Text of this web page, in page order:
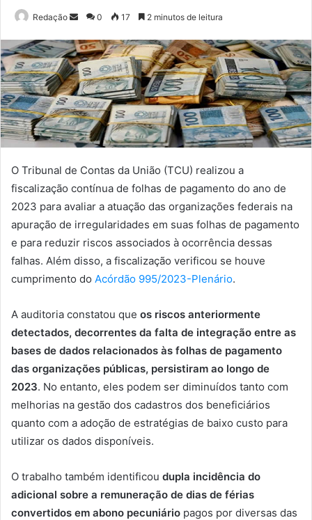
Redação
Mande
e-
mail
0 17 2 minutos de leitura
O Tribunal de Contas da União (TCU) realizou a
fiscalização contínua de folhas de pagamento do ano de
2023 para avaliar a atuação das organizações federais na
apuração de irregularidades em suas folhas de pagamento
e para reduzir riscos associados à ocorrência dessas
falhas. Além disso, a fiscalização verificou se houve
cumprimento do Acórdão 995/2023-Plenário.
A auditoria constatou que os riscos anteriormente
detectados, decorrentes da falta de integração entre as
bases de dados relacionados às folhas de pagamento
das organizações públicas, persistiram ao longo de
2023. No entanto, eles podem ser diminuídos tanto com
melhorias na gestão dos cadastros dos beneficiários
quanto com a adoção de estratégias de baixo custo para
utilizar os dados disponíveis.
O trabalho também identificou dupla incidência do
adicional sobre a remuneração de dias de férias
convertidos em abono pecuniário pagos por diversas das